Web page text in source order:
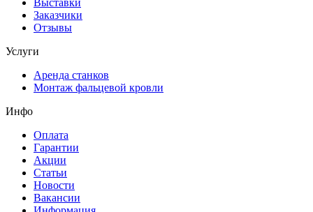
Выставки
Заказчики
Отзывы
Услуги
Аренда станков
Монтаж фальцевой кровли
Инфо
Оплата
Гарантии
Акции
Статьи
Новости
Вакансии